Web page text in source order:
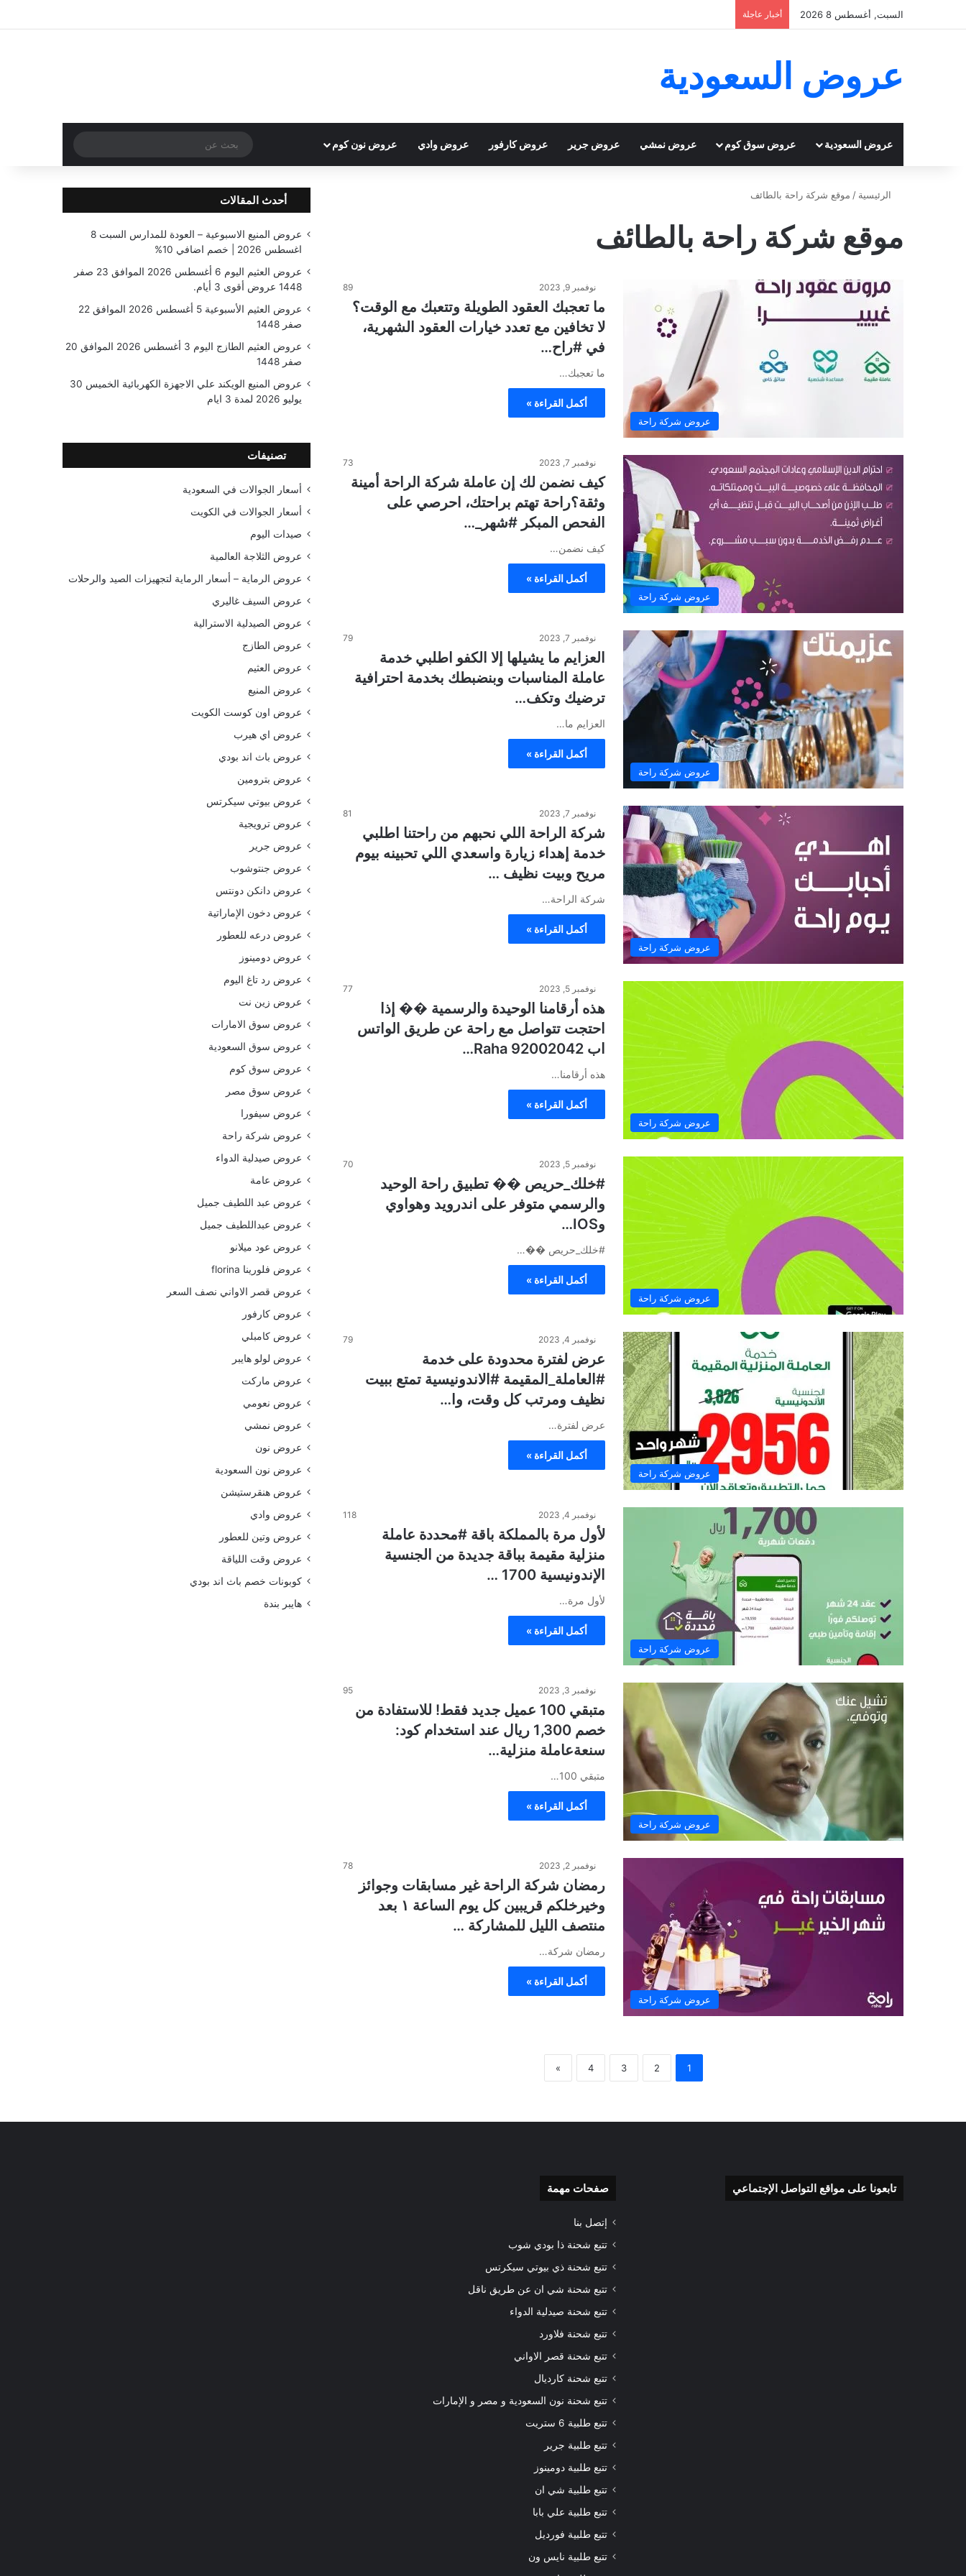
السبت, أغسطس 8 2026 أخبار عاجلة
عروض السعودية
عروض السعودية عروض سوق كوم عروض نمشي عروض جرير عروض كارفور عروض وادي عروض نون كوم
عن
الرئيسية / موقع شركة راحة بالطائف
موقع شركة راحة بالطائف
عروض شركة راحة
نوفمبر 9, 2023 89
ما تعجبك العقود الطويلة وتتعبك مع الوقت؟
لا تخافين مع تعدد خيارات العقود الشهرية،
في #راح…
ما تعجبك…
أكمل القراءة »
عروض شركة راحة
نوفمبر 7, 2023 73
كيف نضمن لك إن عاملة شركة الراحة أمينة
وثقة؟راحة تهتم براحتك، احرصي على
الفحص المبكر #شهر_…
كيف نضمن…
أكمل القراءة »
عروض شركة راحة
نوفمبر 7, 2023 79
العزايم ما يشيلها إلا الكفو اطلبي خدمة
عاملة المناسبات وبنضبطك بخدمة احترافية
ترضيك وتكف…
العزايم ما…
أكمل القراءة »
عروض شركة راحة
نوفمبر 7, 2023 81
شركة الراحة اللي نحبهم من راحتنا اطلبي
خدمة إهداء زيارة واسعدي اللي تحبينه بيوم
مريح وبيت نظيف …
شركة الراحة…
أكمل القراءة »
عروض شركة راحة
نوفمبر 5, 2023 77
هذه أرقامنا الوحيدة والرسمية �� إذا
احتجت تتواصل مع راحة عن طريق الواتس
اب Raha 92002042…
هذه أرقامنا…
أكمل القراءة »
عروض شركة راحة
نوفمبر 5, 2023 70
#خلك_حريص �� تطبيق راحة الوحيد
والرسمي متوفر على اندرويد وهواوي
وIOS…
#خلك_حريص ��…
أكمل القراءة »
عروض شركة راحة
نوفمبر 4, 2023 79
عرض لفترة محدودة على خدمة
#العاملة_المقيمة #الاندونيسية تمتع ببيت
نظيف ومرتب كل وقت، وا…
عرض لفترة…
أكمل القراءة »
عروض شركة راحة
نوفمبر 4, 2023 118
لأول مرة بالمملكة باقة #محددة عاملة
منزلية مقيمة بباقة جديدة من الجنسية
الإندونيسية 1700 …
لأول مرة…
أكمل القراءة »
عروض شركة راحة
نوفمبر 3, 2023 95
متبقي 100 عميل جديد فقط! للاستفادة من
خصم 1,300 ريال عند استخدام كود:
سنعةعاملة منزلية…
متبقي 100…
أكمل القراءة »
عروض شركة راحة
نوفمبر 2, 2023 78
رمضان شركة الراحة غير مسابقات وجوائز
وخيرخلكم قريبين كل يوم الساعة ١ بعد
منتصف الليل للمشاركة …
رمضان شركة…
أكمل القراءة »
1
2
3
4
»
أحدث المقالات
عروض المنيع الاسبوعية – العودة للمدارس السبت 8
اغسطس 2026 | خصم اضافي 10%
عروض العثيم اليوم 6 أغسطس 2026 الموافق 23 صفر
1448 عروض أقوى 3 أيام.
عروض العثيم الأسبوعية 5 أغسطس 2026 الموافق 22
صفر 1448
عروض العثيم الطازج اليوم 3 أغسطس 2026 الموافق 20
صفر 1448
عروض المنيع الويكند علي الاجهزة الكهربائية الخميس 30
يوليو 2026 لمدة 3 ايام
تصنيفات
أسعار الجوالات في السعودية
أسعار الجوالات في الكويت
صيدات اليوم
عروض الثلاجة العالمية
عروض الرماية – أسعار الرماية لتجهيزات الصيد والرحلات
عروض السيف غاليري
عروض الصيدلية الاسترالية
عروض الطازج
عروض العثيم
عروض المنيع
عروض اون كوست الكويت
عروض اي هيرب
عروض باث اند بودي
عروض بترومين
عروض بيوتي سيكرتس
عروض ترويجية
عروض جرير
عروض جنتوشوب
عروض دانكن دونتس
عروض دخون الإماراتية
عروض درعه للعطور
عروض دومينوز
عروض رد تاغ اليوم
عروض زين نت
عروض سوق الامارات
عروض سوق السعودية
عروض سوق كوم
عروض سوق مصر
عروض سيفورا
عروض شركة راحة
عروض صيدلية الدواء
عروض عامة
عروض عبد اللطيف جميل
عروض عبداللطيف جميل
عروض عود ميلانو
عروض فلورينا florina
عروض قصر الاواني نصف السعر
عروض كارفور
عروض كامبلي
عروض لولو هايبر
عروض ماركت
عروض نعومي
عروض نمشي
عروض نون
عروض نون السعودية
عروض هنقرستيشن
عروض وادي
عروض وتين للعطور
عروض وقت اللياقة
كوبونات خصم باث اند بودي
هايبر بندة
تابعونا على مواقع التواصل الإجتماعي صفحات مهمة
إتصل بنا
تتبع شحنة ذا بودي شوب
تتبع شحنة ذي بيوتي سيكرتس
تتبع شحنة شي ان عن طريق ناقل
تتبع شحنة صيدلية الدواء
تتبع شحنة فلاورد
تتبع شحنة قصر الاواني
تتبع شحنة كارديال
تتبع شحنة نون السعودية و مصر و الإمارات
تتبع طلبية 6 ستريت
تتبع طلبية جرير
تتبع طلبية دومينوز
تتبع طلبية شي ان
تتبع طلبية علي بابا
تتبع طلبية فورديل
تتبع طلبية نايس ون